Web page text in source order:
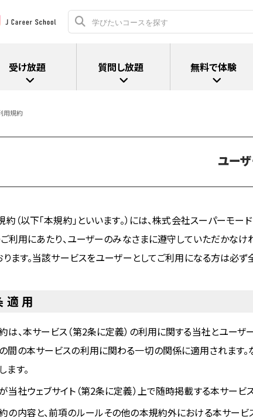
用規約
ユー
（以下「本規約」といいます。）には、株式会社スーパーモー
ご利用にあたり、ユーザーのみなさまに遵守していただか
ります。当該サービスをユーザーとしてご利用になる方は必ず
適 用
は、本サービス（第2条に定義）の利用に関する当社とユー
間の本サービスの利用に関わる一切の関係に適用されます。
ます。
当社ウェブサイト（第2条に定義）上で随時掲載する本サー
の内容と、前項のルールその他の本規約外における本サー
受け放題 質問し放題 無料で体験